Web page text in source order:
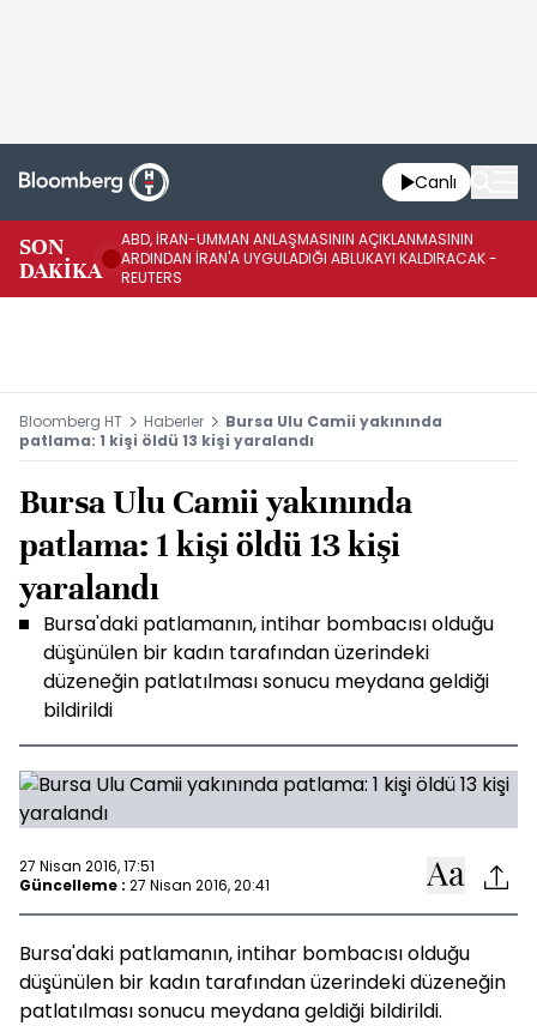
Canlı
SON
DAKİKA
ABD, İRAN-UMMAN ANLAŞMASININ AÇIKLANMASININ
ARDINDAN İRAN'A UYGULADIĞI ABLUKAYI KALDIRACAK -
REUTERS
Bloomberg HT Haberler
Bursa Ulu Camii yakınında
patlama: 1 kişi öldü 13 kişi yaralandı
Bursa Ulu Camii yakınında
patlama: 1 kişi öldü 13 kişi
yaralandı
Bursa'daki patlamanın, intihar bombacısı olduğu
düşünülen bir kadın tarafından üzerindeki
düzeneğin patlatılması sonucu meydana geldiği
bildirildi
27 Nisan 2016, 17:51
Güncelleme : 27 Nisan 2016, 20:41
Bursa'daki patlamanın, intihar bombacısı olduğu
düşünülen bir kadın tarafından üzerindeki düzeneğin
patlatılması sonucu meydana geldiği bildirildi.